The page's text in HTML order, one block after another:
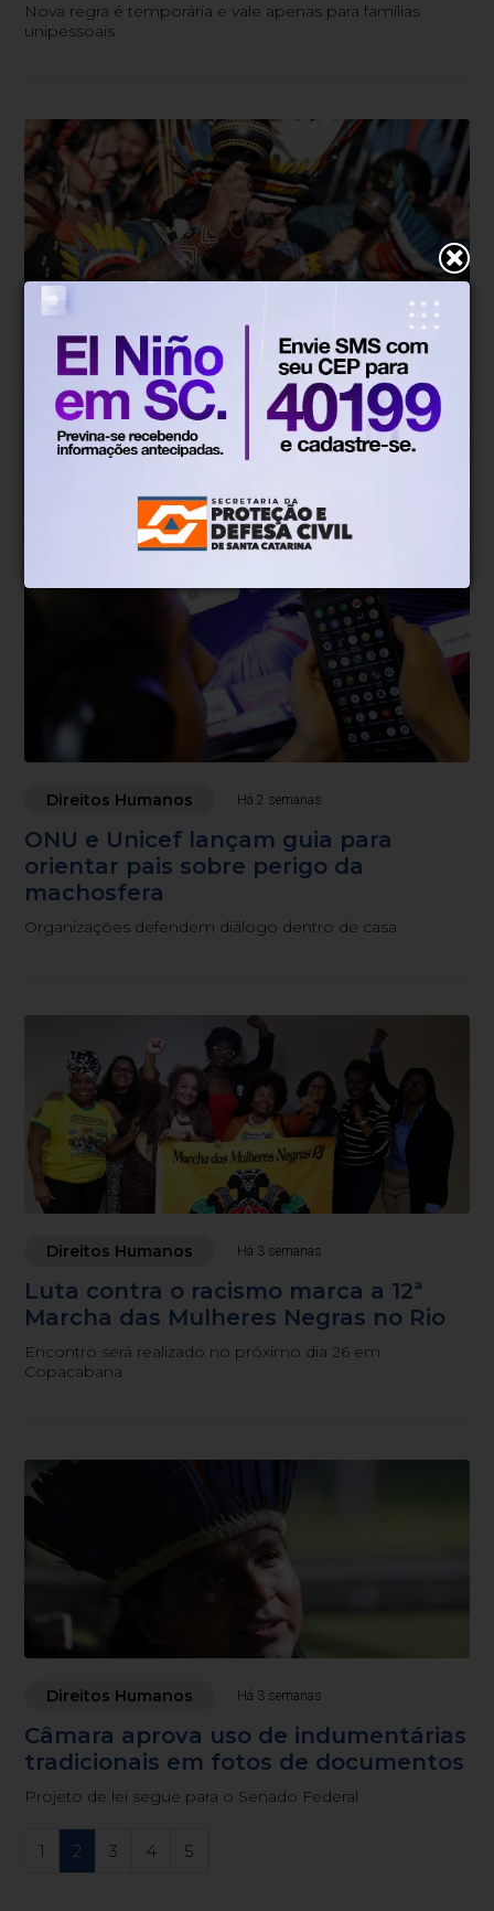
Nova regra é temporária e vale apenas para famílias
unipessoais
Direitos Humanos Há 2 semanas
Organizações cobram criação de
Comissão da Verdade Indígena
Encontro em Brasília debate as violências sofridas na
Direitos Humanos Há 2 semanas
ONU e Unicef lançam guia para
orientar pais sobre perigo da
machosfera
Organizações defendem diálogo dentro de casa
Direitos Humanos Há 3 semanas
Luta contra o racismo marca a 12ª
Marcha das Mulheres Negras no Rio
Encontro será realizado no próximo dia 26 em
Copacabana
Direitos Humanos Há 3 semanas
Câmara aprova uso de indumentárias
tradicionais em fotos de documentos
Projeto de lei segue para o Senado Federal
1 2 3 4 5